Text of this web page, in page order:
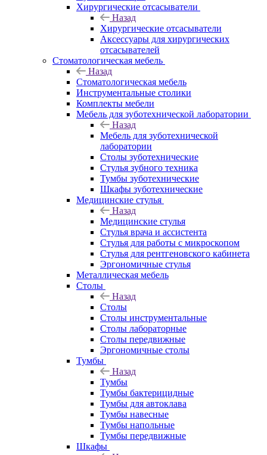
Хирургические отсасыватели
Назад
Хирургические отсасыватели
Аксессуары для хирургических
отсасывателей
Стоматологическая мебель
Назад
Стоматологическая мебель
Инструментальные столики
Комплекты мебели
Мебель для зуботехнической лаборатории
Назад
Мебель для зуботехнической
лаборатории
Столы зуботехнические
Стулья зубного техника
Тумбы зуботехнические
Шкафы зуботехнические
Медицинские стулья
Назад
Медицинские стулья
Стулья врача и ассистента
Стулья для работы с микроскопом
Стулья для рентгеновского кабинета
Эргономичные стулья
Металлическая мебель
Столы
Назад
Столы
Столы инструментальные
Столы лабораторные
Столы передвижные
Эргономичные столы
Тумбы
Назад
Тумбы
Тумбы бактерицидные
Тумбы для автоклава
Тумбы навесные
Тумбы напольные
Тумбы передвижные
Шкафы